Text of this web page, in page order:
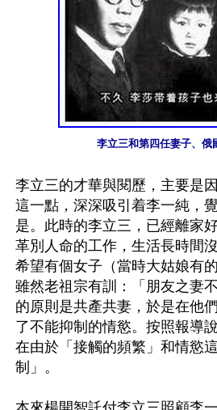
李立三和第四任妻子、俄
李立三的才華與閱歷，主要是
這一點，深深吸引着李一純，
是。此時的李立三，已經離家
革別人命的工作，生活長時間
希望有個女子（當時大姑娘有
雖然老祖宗有訓：「朋友之妻
的原則是共產共妻，於是在他
了不能抑制的情慾。按照報導
在由於「接觸的頻繁」和情慾
制」。